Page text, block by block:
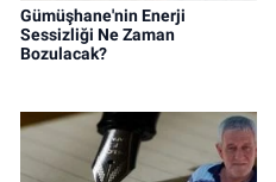
Gümüşhane'nin Enerji
Sessizliği Ne Zaman
Bozulacak?